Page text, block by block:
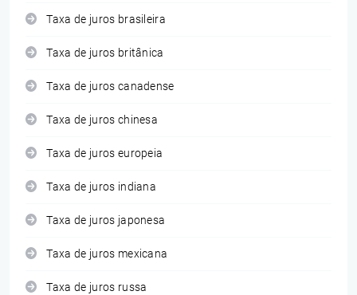
Taxa de juros brasileira
Taxa de juros britânica
Taxa de juros canadense
Taxa de juros chinesa
Taxa de juros europeia
Taxa de juros indiana
Taxa de juros japonesa
Taxa de juros mexicana
Taxa de juros russa